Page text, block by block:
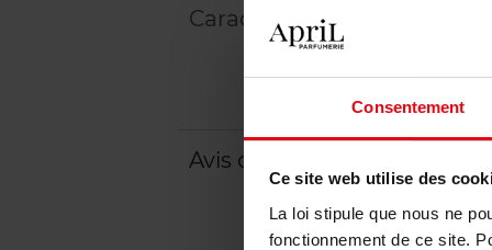
Consentement
Ce site web utilise des
La loi stipule que nous ne
fonctionnement de ce site.
Caractéristiques
Avis client